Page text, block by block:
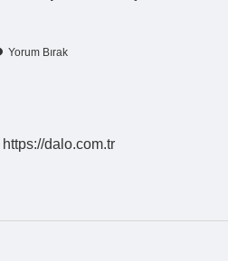
Yorum Bırak
https://dalo.com.tr